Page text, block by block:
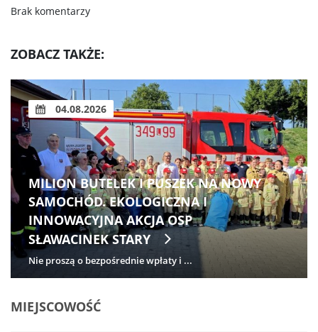
Brak komentarzy
ZOBACZ TAKŻE:
04.08.2026
MILION BUTELEK I PUSZEK NA NOWY
SAMOCHÓD. EKOLOGICZNA I
INNOWACYJNA AKCJA OSP
SŁAWACINEK STARY
Nie proszą o bezpośrednie wpłaty i ...
MIEJSCOWOŚĆ